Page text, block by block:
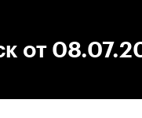
от